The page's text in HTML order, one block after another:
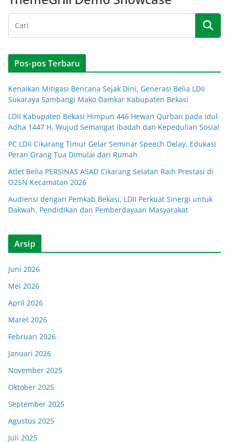
Pos-pos Terbaru
Kenalkan Mitigasi Bencana Sejak Dini, Generasi Belia LDII
Sukaraya Sambangi Mako Damkar Kabupaten Bekasi
LDII Kabupaten Bekasi Himpun 446 Hewan Qurban pada Idul
Adha 1447 H, Wujud Semangat Ibadah dan Kepedulian Sosial
PC LDII Cikarang Timur Gelar Seminar Speech Delay, Edukasi
Peran Orang Tua Dimulai dari Rumah
Atlet Belia PERSINAS ASAD Cikarang Selatan Raih Prestasi di
O2SN Kecamatan 2026
Audiensi dengan Pemkab Bekasi, LDII Perkuat Sinergi untuk
Dakwah, Pendidikan dan Pemberdayaan Masyarakat
Arsip
Juni 2026
Mei 2026
April 2026
Maret 2026
Februari 2026
Januari 2026
November 2025
Oktober 2025
September 2025
Agustus 2025
Juli 2025